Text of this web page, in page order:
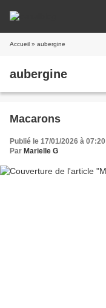
Accueil » aubergine
aubergine
Macarons
Publié le 17/01/2026 à 07:20
Par Marielle G